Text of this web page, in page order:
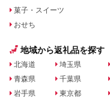
菓子・スイーツ
おせち
地域から返礼品を探す
北海道
青森県
岩手県
埼玉県
千葉県
東京都